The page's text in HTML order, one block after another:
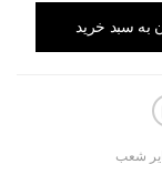
به سبد خرید
شعب